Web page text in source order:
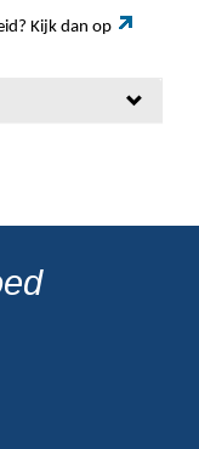
Kijk dan op